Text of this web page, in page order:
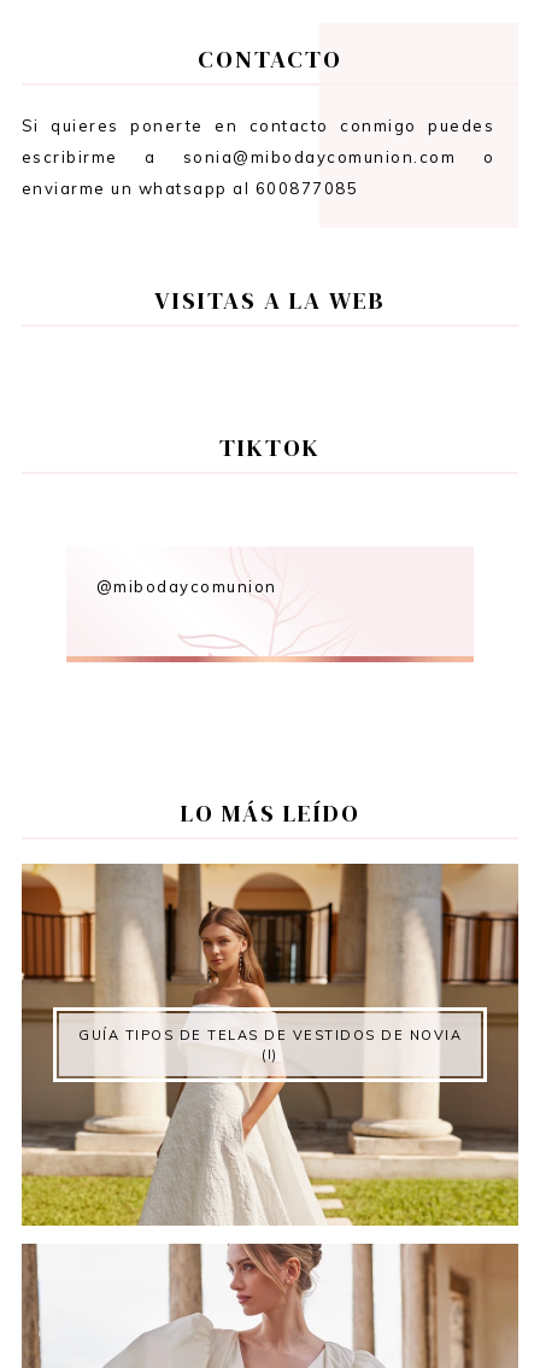
CONTACTO
Si quieres ponerte en contacto conmigo puedes
escribirme a sonia@mibodaycomunion.com o
enviarme un whatsapp al 600877085
VISITAS A LA WEB
TIKTOK
@mibodaycomunion
LO MÁS LEÍDO
GUÍA TIPOS DE TELAS DE VESTIDOS DE NOVIA
(I)